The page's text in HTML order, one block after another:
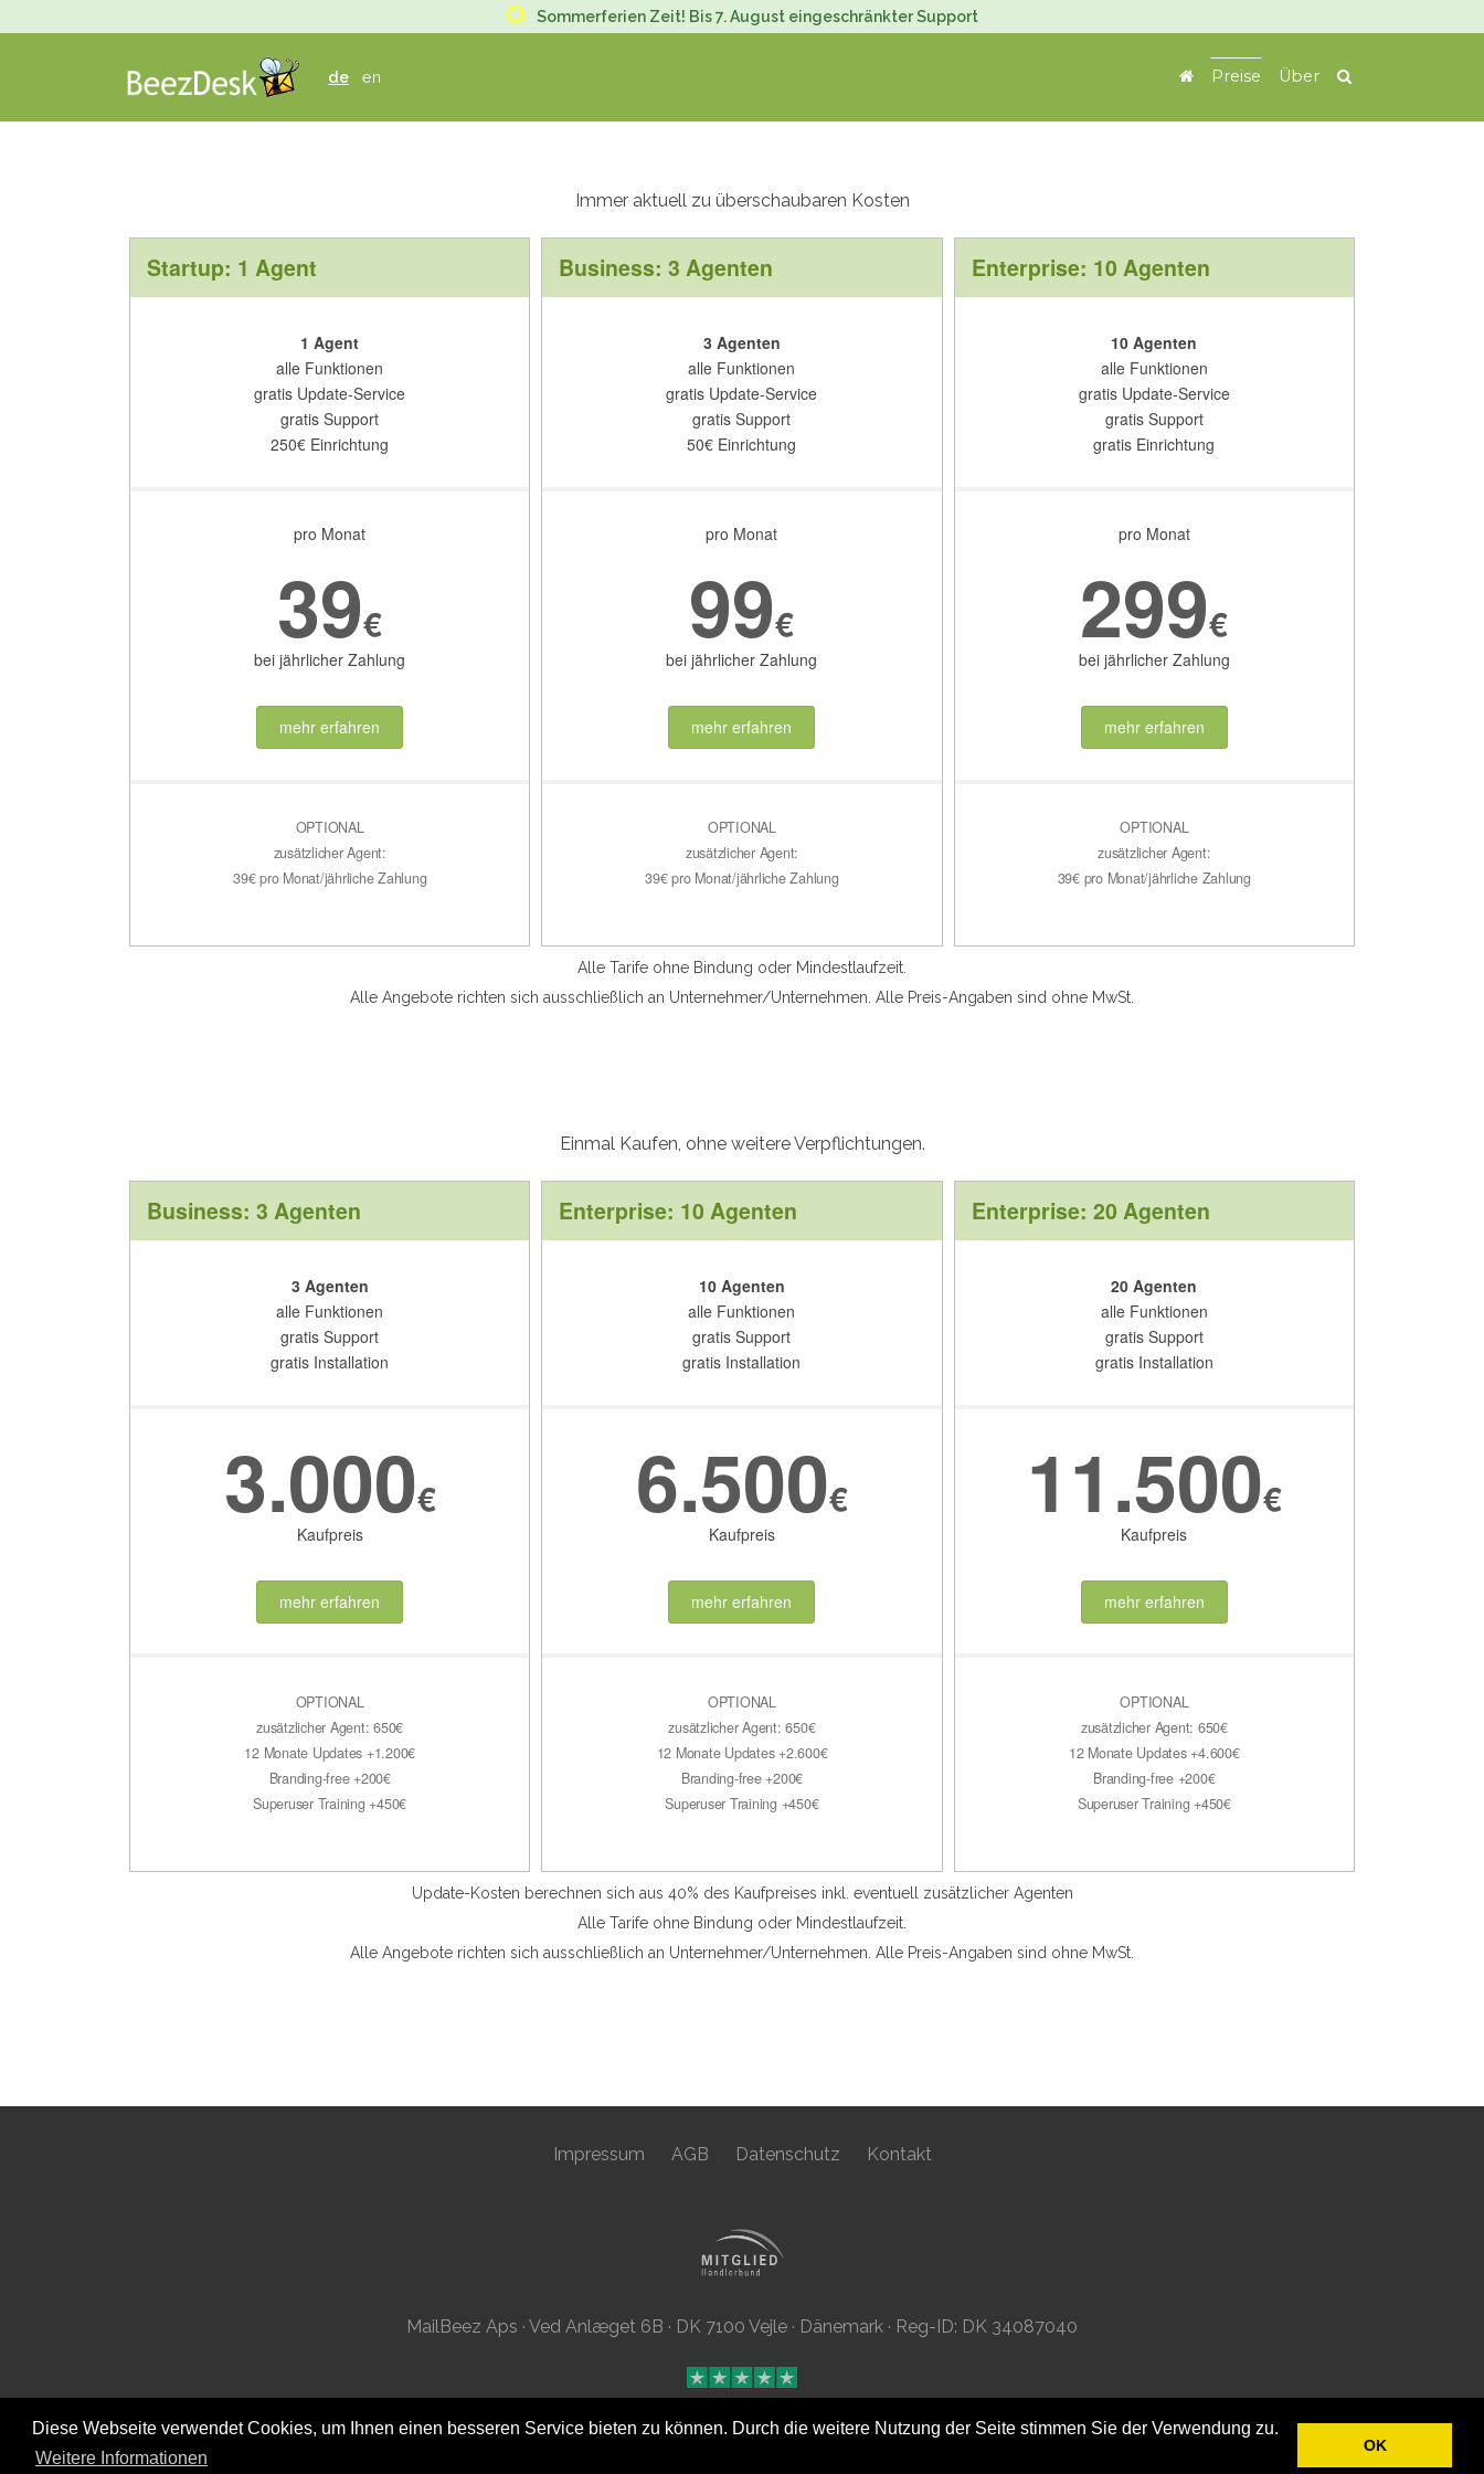
Diese Webseite verwendet Cookies, um Ihnen einen besseren Service bieten zu können. Durch die weitere Nutzung der Seite stimmen Sie der Verwendung zu.
Weitere Informationen
OK
BEEZDESK
ECOMMERCE
KUNDENSERVICE
de en Preise Über
Immer aktuell zu überschaubaren Kosten
Startup: 1 Agent
1 Agent
alle Funktionen
gratis Update-Service
gratis Support
250€ Einrichtung
pro Monat
39€
bei jährlicher Zahlung
mehr erfahren
OPTIONAL
zusätzlicher Agent:
39€ pro Monat/jährliche Zahlung
Business: 3 Agenten
3 Agenten
alle Funktionen
gratis Update-Service
gratis Support
50€ Einrichtung
pro Monat
99€
bei jährlicher Zahlung
mehr erfahren
OPTIONAL
zusätzlicher Agent:
39€ pro Monat/jährliche Zahlung
Enterprise: 10 Agenten
10 Agenten
alle Funktionen
gratis Update-Service
gratis Support
gratis Einrichtung
pro Monat
299€
bei jährlicher Zahlung
mehr erfahren
OPTIONAL
zusätzlicher Agent:
39€ pro Monat/jährliche Zahlung
Alle Tarife ohne Bindung oder Mindestlaufzeit.
Alle Angebote richten sich ausschließlich an Unternehmer/Unternehmen. Alle Preis-Angaben sind ohne MwSt.
Einmal Kaufen, ohne weitere Verpflichtungen.
Business: 3 Agenten
3 Agenten
alle Funktionen
gratis Support
gratis Installation
3.000€
Kaufpreis
mehr erfahren
OPTIONAL
zusätzlicher Agent: 650€
12 Monate Updates +1.200€
Branding-free +200€
Superuser Training +450€
Enterprise: 10 Agenten
10 Agenten
alle Funktionen
gratis Support
gratis Installation
6.500€
Kaufpreis
mehr erfahren
OPTIONAL
zusätzlicher Agent: 650€
12 Monate Updates +2.600€
Branding-free +200€
Superuser Training +450€
Enterprise: 20 Agenten
20 Agenten
alle Funktionen
gratis Support
gratis Installation
11.500€
Kaufpreis
mehr erfahren
OPTIONAL
zusätzlicher Agent: 650€
12 Monate Updates +4.600€
Branding-free +200€
Superuser Training +450€
Update-Kosten berechnen sich aus 40% des Kaufpreises inkl. eventuell zusätzlicher Agenten
Alle Tarife ohne Bindung oder Mindestlaufzeit.
Alle Angebote richten sich ausschließlich an Unternehmer/Unternehmen. Alle Preis-Angaben sind ohne MwSt.
Impressum AGB Datenschutz Kontakt
MailBeez Aps · Ved Anlæget 6B · DK 7100 Vejle · Dänemark · Reg-ID: DK 34087040
Diese Seite wurde mit viel vonBeezDeskmitGravge- -t .
Sommerferien Zeit! Bis 7. August eingeschränkter Support